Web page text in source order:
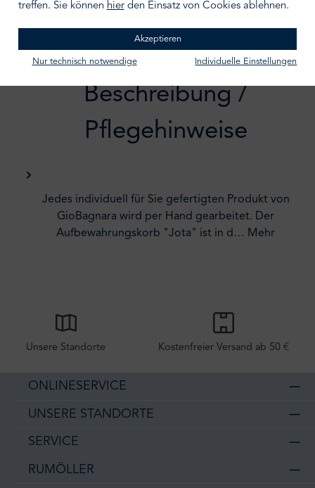
Beschreibung /
Pflegehinweise
Jedes individuell für Sie gefertigten Produkt von
GioBagnara wird per Hand gearbeitet. Der
Aufbewahrungskorb "Jota" ist in d… Mehr
Unsere Standorte Kostenfreier Versand ab 50 €
ONLINESERVICE
UNSERE STANDORTE
SERVICE
RUMÖLLER
treffen. Sie können hierden Einsatz von Cookies ablehnen.
Akzeptieren
Nur technisch notwendige Individuelle Einstellungen